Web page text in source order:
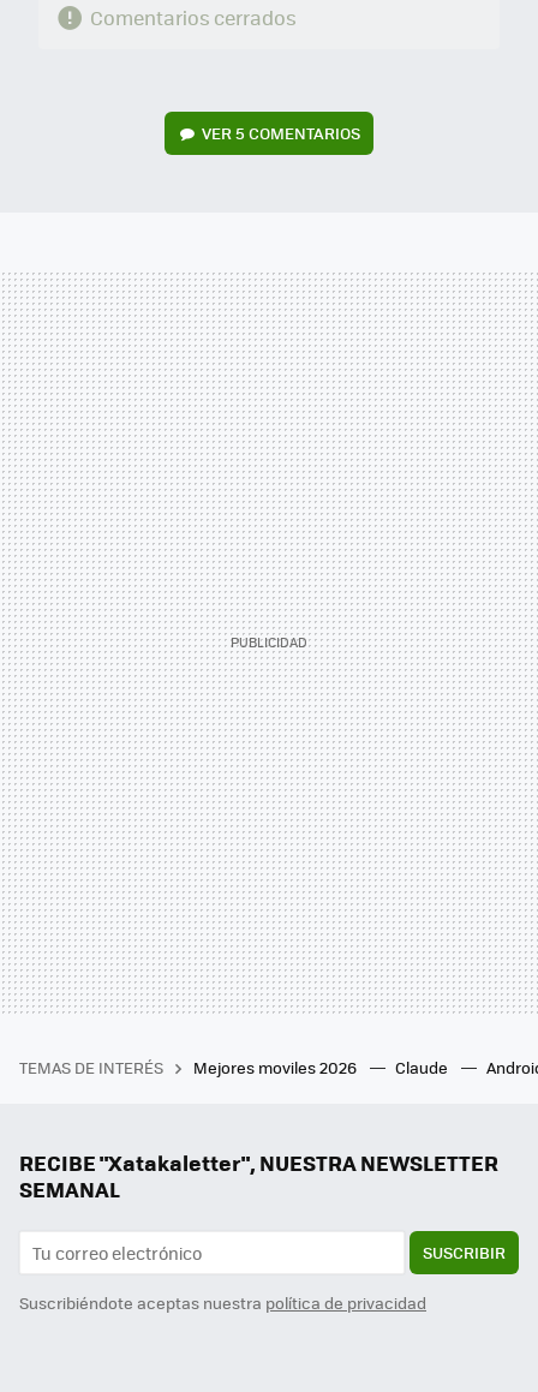
Comentarios cerrados
VER5 COMENTARIOS
TEMAS DE INTERÉS Mejores moviles 2026 Claude
RECIBE "Xatakaletter", NUESTRA NEWSLETTER
SEMANAL
SUSCRIBIR
Suscribiéndote aceptas nuestra política de privacidad